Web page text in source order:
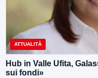
ATTUALITÀ
Hub in Valle Ufita,
sui fondi»